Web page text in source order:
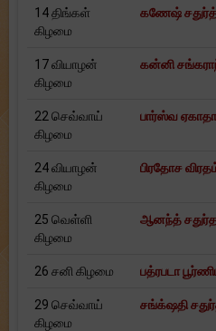
14 திங்கள்
கிழமை
கணேஷ்
17 வியாழன்
கிழமை
கன்னி
22 செவ்வாய்
கிழமை
பார்ஸ்வ
24 வியாழன்
கிழமை
பிரதோச
25 வெள்ளி
கிழமை
ஆனந்த்
26 சனி கிழமை பத்ரபடா
29 செவ்வாய்
கிழமை
சங்க்‌ஷதி